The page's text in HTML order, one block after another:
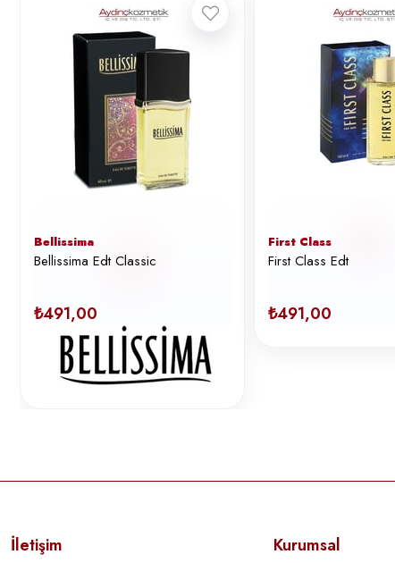
Bellissima
Bellissima Edt Classic
₺491,00
First Class
First Class Edt
₺491,00
İletişim Kurumsal